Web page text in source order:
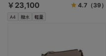
A4 撥水 軽量
￥23,100 4.7（39）